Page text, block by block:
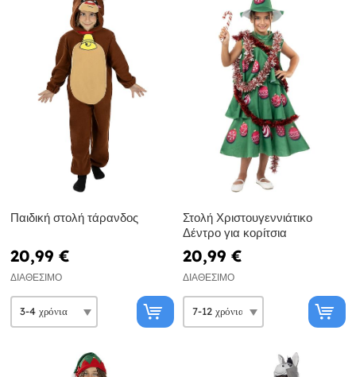
Παιδική στολή τάρανδος
20,99 €
ΔΙΑΘΈΣΙΜΟ
Στολή Χριστουγεννιάτικο
Δέντρο για κορίτσια
20,99 €
ΔΙΑΘΈΣΙΜΟ